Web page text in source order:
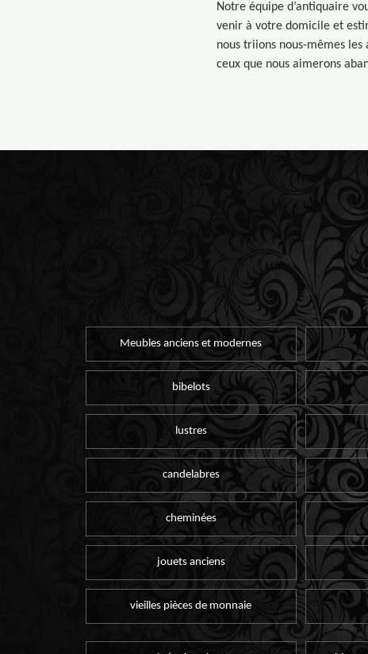
Notre équipe d’antiquaire
venir à votre domicile et
nous triions nous-mêmes
ceux que nous aimerons
Meubles anciens et modernes
bibelots
lustres
candelabres
cheminées
jouets anciens
vieilles pièces de monnaie